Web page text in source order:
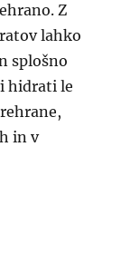
Z
lahko
splošno
hidrati le
in v